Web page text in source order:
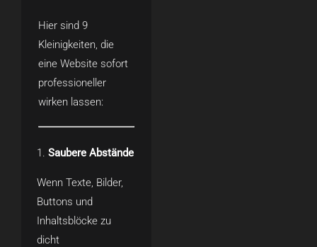
Hier sind 9
Kleinigkeiten, die
eine Website sofort
professioneller
wirken lassen:
Saubere Abstände
Wenn Texte, Bilder,
Buttons und
Inhaltsblöcke zu
dicht